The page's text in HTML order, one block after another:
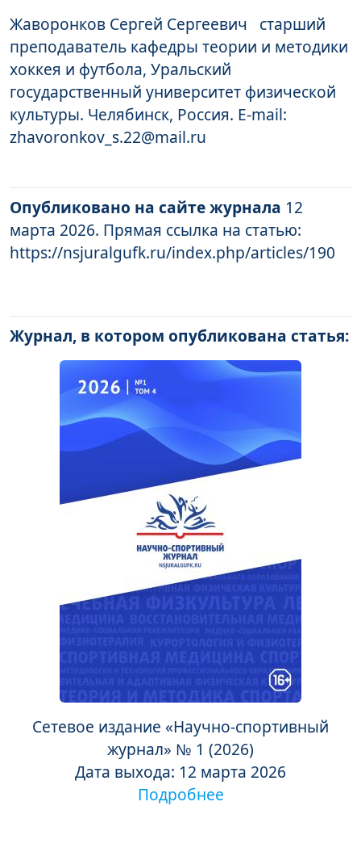
Жаворонков Сергей Сергеевич старший
преподаватель кафедры теории и методики
хоккея и футбола, Уральский
государственный университет физической
культуры. Челябинск, Россия. E-mail:
zhavoronkov_s.22@mail.ru
Опубликовано на сайте журнала 12
марта 2026. Прямая ссылка на статью:
https://nsjuralgufk.ru/index.php/articles/190
Журнал, в котором опубликована статья:
Сетевое издание «Научно-спортивный
журнал» № 1 (2026)
Дата выхода: 12 марта 2026
Подробнее